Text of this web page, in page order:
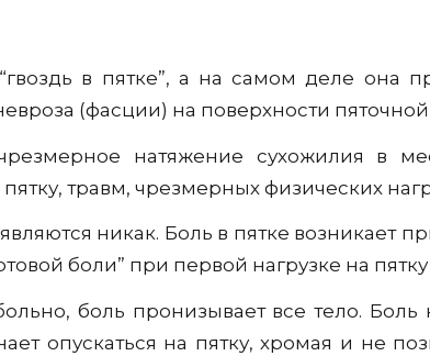
в пятке”, а на самом деле она
(фасции) на поверхности пяточной
натяжение сухожилия в
травм, чрезмерных физических
никак. Боль в пятке возникает
боли” при первой нагрузке на
боль пронизывает все тело.
опускаться на пятку, хромая и не